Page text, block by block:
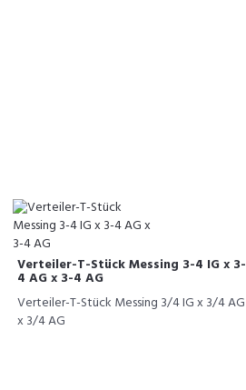
Verteiler-T-Stück Messing 3-4 IG x 3-
4 AG x 3-4 AG
Verteiler-T-Stück Messing 3/4 IG x 3/4 AG
x 3/4 AG